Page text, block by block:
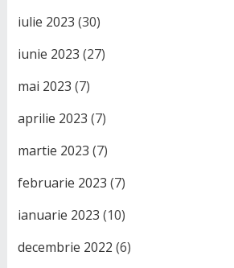
iulie 2023 (30)
iunie 2023 (27)
mai 2023 (7)
aprilie 2023 (7)
martie 2023 (7)
februarie 2023 (7)
ianuarie 2023 (10)
decembrie 2022 (6)